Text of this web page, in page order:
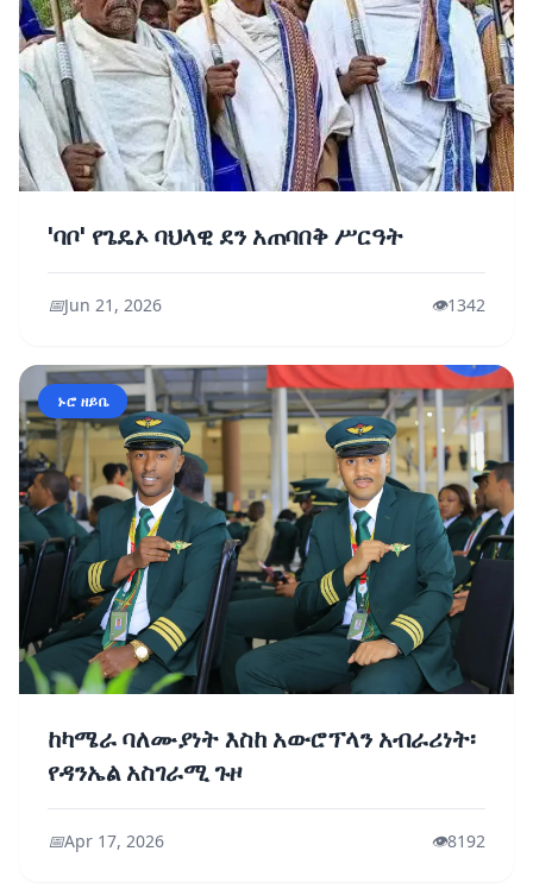
'ባቦ' የጌዴኦ ባህላዊ ደን አጠባበቅ ሥርዓት
📅Jun 21, 2026 👁️1342
ኑሮ ዘይቤ
ከካሜራ ባለሙያነት እስከ አውሮፕላን አብራሪነት፡
የዳንኤል አስገራሚ ጉዞ
📅Apr 17, 2026 👁️8192